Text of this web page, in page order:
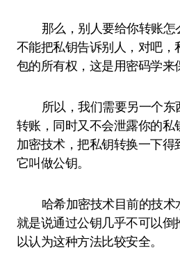
那么，别人要给你转账怎
不能把私钥告诉别人，对吧，
包的所有权，这是用密码学来
所以，我们需要另一个
转账，同时又不会泄露你的私
加密技术，把私钥转换一下得
它叫做公钥。
哈希加密技术目前的技
就是说通过公钥几乎不可以倒
以认为这种方法比较安全。